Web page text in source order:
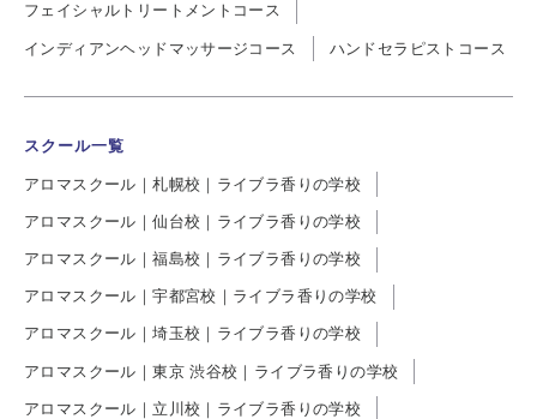
フェイシャルトリートメントコース
インディアンヘッドマッサージコース ハンドセラピストコース
スクール一覧
アロマスクール｜札幌校｜ライブラ香りの学校
アロマスクール｜仙台校｜ライブラ香りの学校
アロマスクール｜福島校｜ライブラ香りの学校
アロマスクール｜宇都宮校｜ライブラ香りの学校
アロマスクール｜埼玉校｜ライブラ香りの学校
アロマスクール｜東京 渋谷校｜ライブラ香りの学校
アロマスクール｜立川校｜ライブラ香りの学校